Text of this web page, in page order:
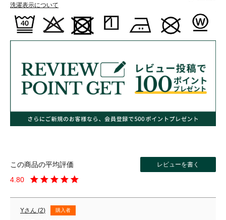
洗濯表示について
4.80
Y 2 購入者
レビューを書く